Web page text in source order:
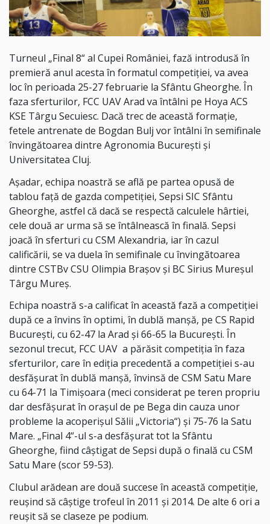
Turneul „Final 8“ al Cupei României, fază introdusă în
premieră anul acesta în formatul competiției, va avea
loc în perioada 25-27 februarie la Sfântu Gheorghe. În
faza sferturilor, FCC UAV Arad va întâlni pe Hoya ACS
KSE Târgu Secuiesc. Dacă trec de această formație,
fetele antrenate de Bogdan Bulj vor întâlni în semifinale
învingătoarea dintre Agronomia București și
Universitatea Cluj.
Așadar, echipa noastră se află pe partea opusă de
tablou față de gazda competiției, Sepsi SIC Sfântu
Gheorghe, astfel că dacă se respectă calculele hârtiei,
cele două ar urma să se întâlnească în finală. Sepsi
joacă în sferturi cu CSM Alexandria, iar în cazul
calificării, se va duela în semifinale cu învingătoarea
dintre CSTBv CSU Olimpia Brașov și BC Sirius Mureșul
Târgu Mureș.
Echipa noastră s-a calificat în această fază a competiției
după ce a învins în optimi, în dublă manșă, pe CS Rapid
București, cu 62-47 la Arad și 66-65 la București. În
sezonul trecut, FCC UAV a părăsit competiția în faza
sferturilor, care în ediția precedentă a competiției s-au
desfășurat în dublă manșă, învinsă de CSM Satu Mare
cu 64-71 la Timișoara (meci considerat pe teren propriu
dar desfășurat în orașul de pe Bega din cauza unor
probleme la acoperișul Sălii „Victoria“) și 75-76 la Satu
Mare. „Final 4“-ul s-a desfășurat tot la Sfântu
Gheorghe, fiind câștigat de Sepsi după o finală cu CSM
Satu Mare (scor 59-53).
Clubul arădean are două succese în această competiție,
reușind să câștige trofeul în 2011 și 2014. De alte 6 ori a
reușit să se claseze pe podium.